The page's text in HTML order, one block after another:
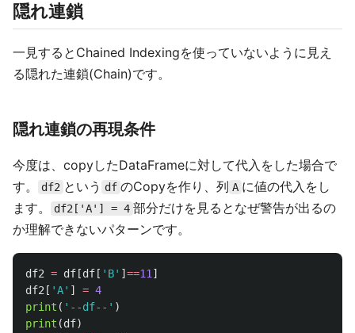
隠れ連鎖
一見するとChained Indexingを使っていないように見え
る隠れた連鎖(Chain)です。
隠れ連鎖の再現条件
今度は、copyしたDataFrameに対して代入をした場合で
す。
df2 という df のCopyを作り、列 A に値の代入をし
ます。
df2['A'] = 4 部分だけを見るとなぜ警告が出るの
か理解できないパターンです。
df2 = df [df [ ' B' ] ==11]
df2 [ 'A' ] = 4
print ( ' --df-- ' )
print (df)